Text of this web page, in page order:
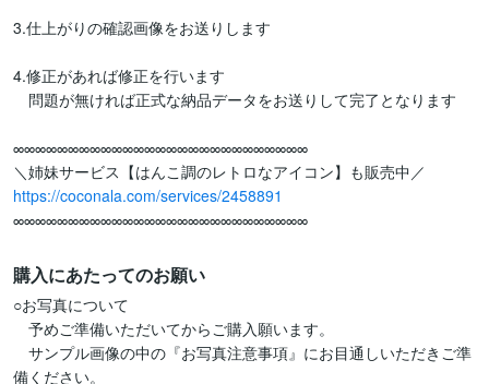
3.仕上がりの確認画像をお送りします
4.修正があれば修正を行います
問題が無ければ正式な納品データをお送りして完了となります
∞∞∞∞∞∞∞∞∞∞∞∞∞∞∞∞∞∞∞∞∞∞∞∞∞∞∞
https://coconala.com/services/2458891
∞∞∞∞∞∞∞∞∞∞∞∞∞∞∞∞∞∞∞∞∞∞∞∞∞∞∞
購入にあたってのお願い
○お写真について
予めご準備いただいてからご購入願います。
サンプル画像の中の『お写真注意事項』にお目通しいただきご準
備ください。